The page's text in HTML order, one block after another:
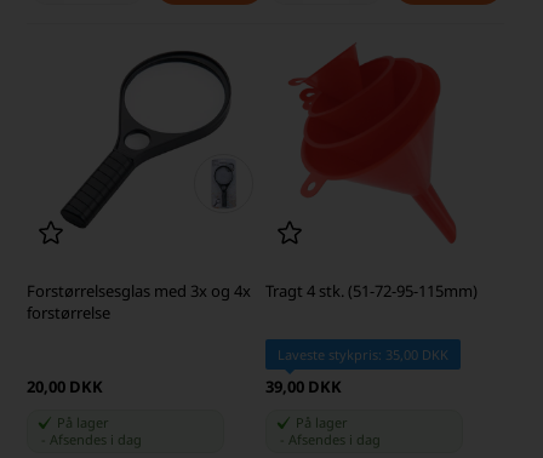
Forstørrelsesglas med 3x og 4x
forstørrelse
20,00 DKK
På lager
-Afsendes i dag
Tragt 4 stk. (51-72-95-115mm)
Laveste stykpris: 35,00 DKK
39,00 DKK
På lager
Afsendes i dag